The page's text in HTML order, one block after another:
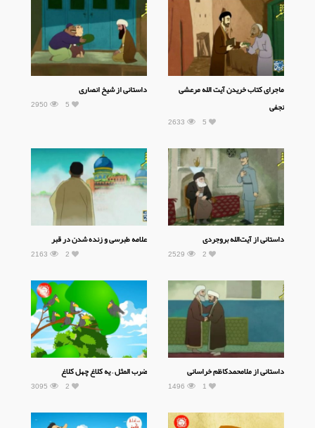
ماجرای کتاب خریدن آیت الله مرعشی
نجفی
2633 5
داستانی از شیخ انصاری
2950 5
داستانی از آیت‌الله بروجردی
2529 2
علامه طبرسی و زنده شدن در قبر
2163 2
داستانی از ملامحمدکاظم خراسانی
1496 1
ضرب المثل – یه کلاغ چهل کلاغ
3095 2